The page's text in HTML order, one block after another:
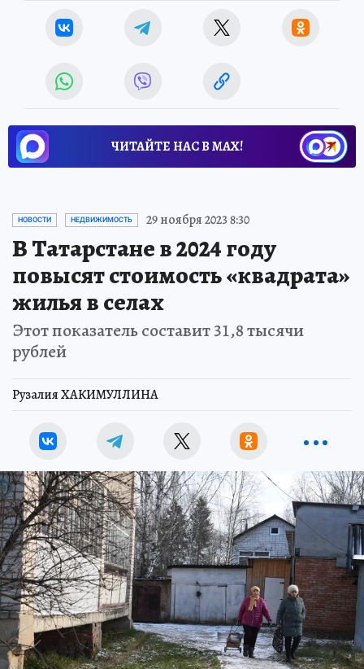
ЧИТАЙТЕ НАС В МАХ!
НОВОСТИ НЕДВИЖИМОСТЬ 29 ноября 2023 8:30
В Татарстане в 2024 году
повысят стоимость «квадрата»
жилья в селах
Этот показатель составит 31,8 тысячи
рублей
Рузалия ХАКИМУЛЛИНА